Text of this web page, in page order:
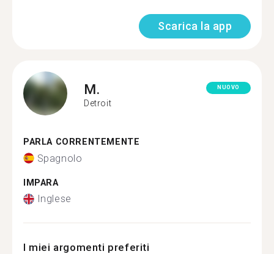
Scarica la app
M.
Detroit
NUOVO
PARLA CORRENTEMENTE
Spagnolo
IMPARA
Inglese
I miei argomenti preferiti